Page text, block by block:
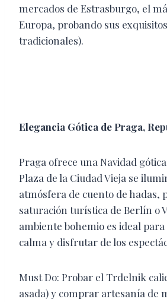
mercados de Estrasburgo, el
Europa, probando sus
tradicionales).
​Elegancia Gótica de Praga,
​Praga ofrece una Navidad
Plaza de la Ciudad Vieja se
atmósfera de cuento de hadas,
saturación turística de Berlín o
ambiente bohemio es ideal para
calma y disfrutar de los
​Must Do: Probar el Trdelnik
asada) y comprar artesanía de